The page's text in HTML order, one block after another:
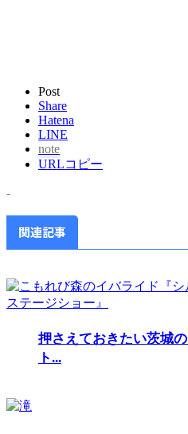
Post
Share
Hatena
LINE
note
URLコピー
-
関連記事
押さえておきたい茨城
ト...